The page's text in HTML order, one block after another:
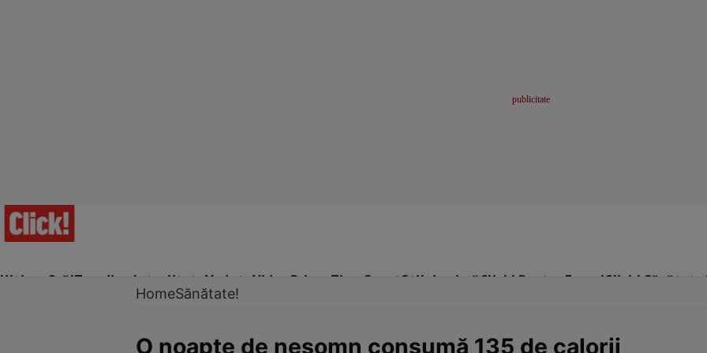
Ultima Oră!Trending Actualitate Vedete Video Prime Time SportStil de viațăClick! Pentru FemeiClick! Sănătate
HomeSănătate!
O noapte de nesomn consumă 135 de calorii